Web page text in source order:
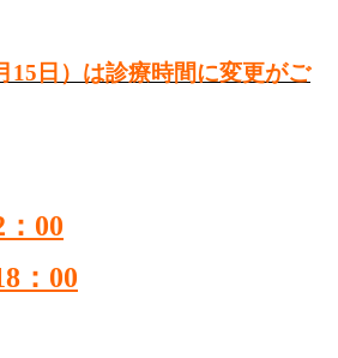
15日）は診療時間に変更がご
00
：00